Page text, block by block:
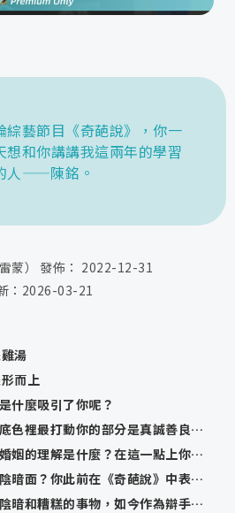
綜藝節目《奇葩說》，你一
想和你講講我這兩年的學習
人——陳銘。
湯
而上
什麼吸引了你呢？
Q：你一直強調她的人性底色裡最打動你的部分是真誠善良，那你自己呢？對於你在大家心中「完美男人」的人設你怎麼看？
Q：那現在你對於愛情和婚姻的理解是什麼？在這一點上你和她達成過重要的共識嗎？
Q：那你怎麼看待人性的陰暗面？你此前在《奇葩說》中表示，一個人只有溫暖純良，才有資格談愛與自由，難道一個具備陰暗面的人就不值得被愛嗎？
Q：你提到要去改變那些陰暗和糟糕的事物，如今作為辯手、作為一名有一定影響力的公眾人物，你認為自己未來的使命是什麼？
蒙） 發佈： 2022-12-31
： 2026-03-21